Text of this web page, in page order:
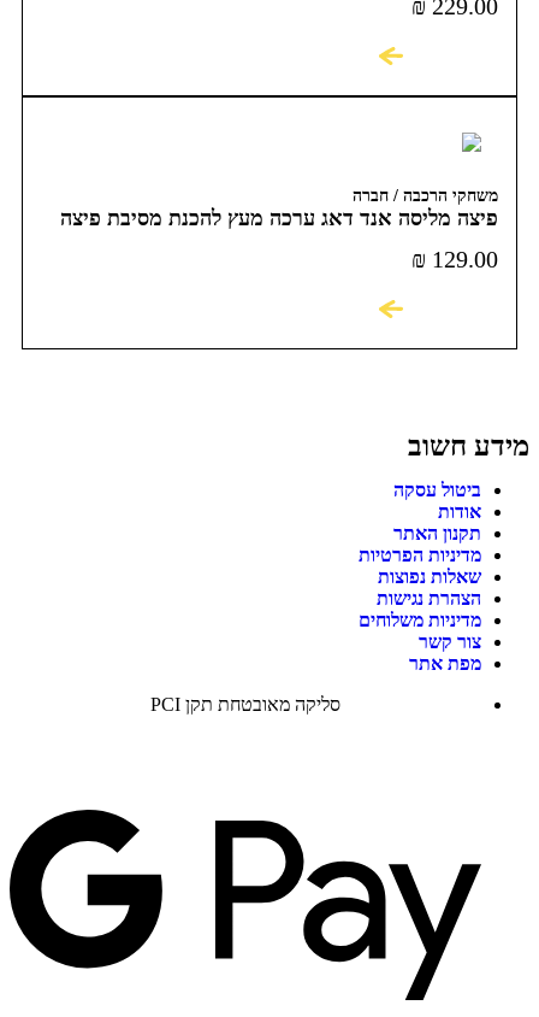
₪ 229.00
משחקי הרכבה / חברה
פיצה מליסה אנד דאג ערכה מעץ להכנת מסיבת פיצה
₪ 129.00
מידע חשוב
ביטול עסקה
אודות
תקנון האתר
מדיניות הפרטיות
שאלות נפוצות
הצהרת נגישות
מדיניות משלוחים
צור קשר
מפת אתר
סליקה מאובטחת תקן PCI